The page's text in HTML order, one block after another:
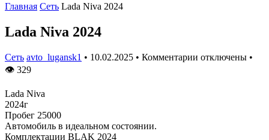
Главная Сеть Lada Niva 2024
Lada Niva 2024
Сеть avto_lugansk1 • 10.02.2025 • Комментарии отключены •
👁 329
Lada Niva
2024г
Пробег 25000
Автомобиль в идеальном состоянии.
Комплектации BLAK 2024